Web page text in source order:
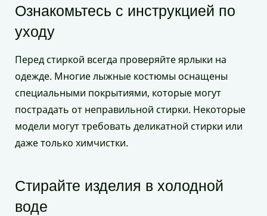
Ознакомьтесь с инструкцией по
уходу
Перед стиркой всегда проверяйте ярлыки на
одежде. Многие лыжные костюмы оснащены
специальными покрытиями, которые могут
пострадать от неправильной стирки. Некоторые
модели могут требовать деликатной стирки или
даже только химчистки.
Стирайте изделия в холодной
воде